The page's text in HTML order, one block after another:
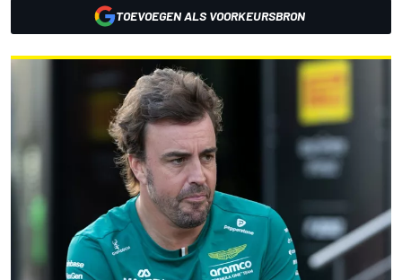
TOEVOEGEN ALS VOORKEURSBRON